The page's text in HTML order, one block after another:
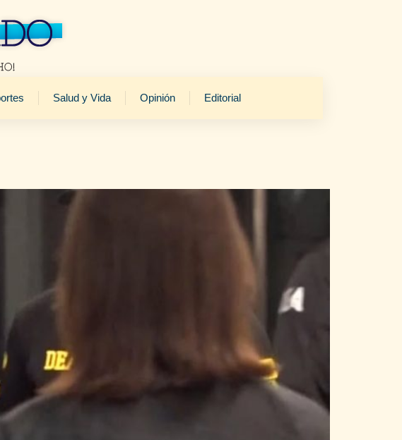
Salud y Vida Opinión Editorial